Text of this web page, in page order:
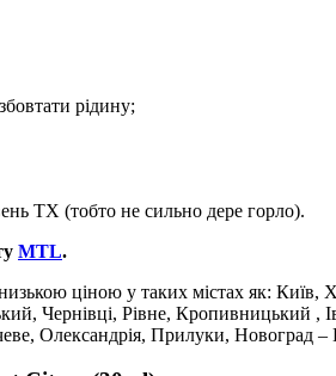
рідину;
ТХ (тобто не сильно дере горло).
MTL.
ціною у таких містах як:
Чернівці, Рівне, Кропивницький ,
Олександрія, Прилуки, Новоград –